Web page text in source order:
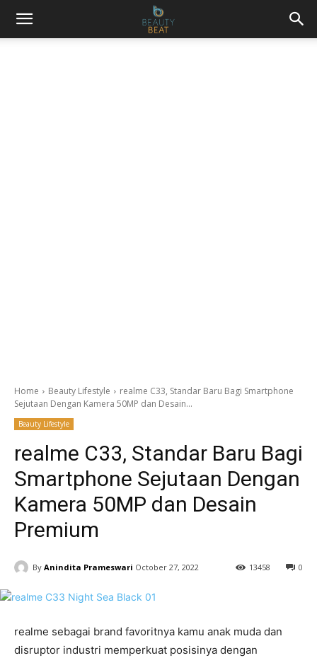
Home Beauty Lifestyle
realme C33, Standar Baru Bagi Smartphone
Sejutaan Dengan Kamera 50MP dan Desain...
Beauty Lifestyle
realme C33, Standar Baru Bagi
Smartphone Sejutaan Dengan
Kamera 50MP dan Desain
Premium
By Anindita Prameswari October 27, 2022 0
13458
realme sebagai brand favoritnya kamu anak muda dan
disruptor industri memperkuat posisinya dengan